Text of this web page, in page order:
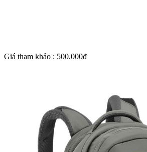
Giá tham khảo : 500.000đ